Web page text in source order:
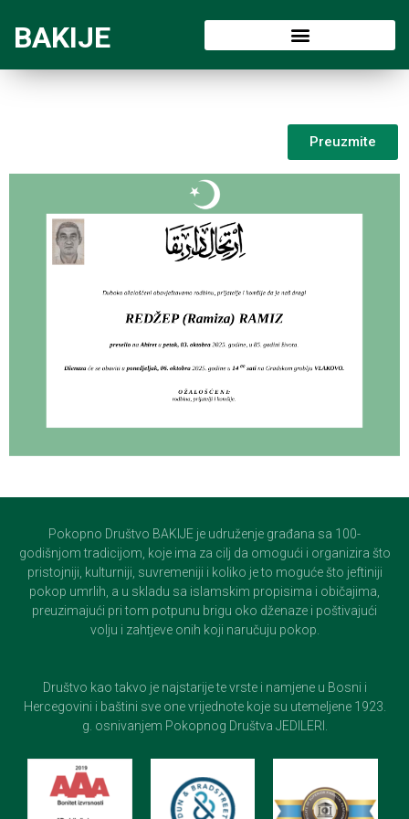
BAKIJE
Preuzmite
Pokopno Društvo BAKIJE je udruženje građana sa 100-
godišnjom tradicijom, koje ima za cilj da omogući i organizira što
pristojniji, kulturniji, suvremeniji i koliko je to moguće što jeftiniji
pokop umrlih, a u skladu sa islamskim propisima i običajima,
preuzimajući pri tom potpunu brigu oko dženaze i poštivajući
volju i zahtjeve onih koji naručuju pokop.
Društvo kao takvo je najstarije te vrste i namjene u Bosni i
Hercegovini i baštini sve one vrijednote koje su utemeljene 1923.
g. osnivanjem Pokopnog Društva JEDILERI.